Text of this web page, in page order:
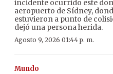
incidente ocurrido este
aeropuerto de Sídney,
estuvieron a punto de
dejó una persona herida.
Agosto 9, 2026 01:44 p. m.
Mundo